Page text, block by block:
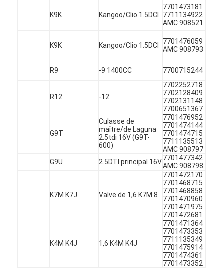
K9K Kangoo/Clio 1.5DCI
7701473181
7711134922
AMC 908521
K9K Kangoo/Clio 1.5DCI
7701476059
AMC 908793
R9 -9 1400CC 7700715244
R12 -12
7702252718
7702128409
7702131148
7700651367
G9T
Culasse de
maître/de Laguna
2.5tdi 16V (G9T-
600)
7701476952
7701474144
7701474715
7711135513
AMC 908797
G9U
2.5DTI principal 16V7701477342
AMC 908798
K7M K7J Valve de 1,6 K7M 8
7701472170
7701468715
7701468858
7701470960
7701471975
7701472681
K4M K4J 1,6 K4M K4J
7701471364
7701473353
7711135349
7701475914
7701474361
7701473352